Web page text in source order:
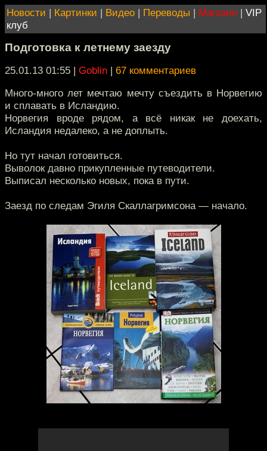
Новости | Картинки | Видео | Переводы | Магазин | VIP
клуб
Подготовка к летнему заезду
25.01.13 01:55 | Goblin | 67 комментариев
Много-много лет мечтаю мечту съездить в Норвегию
и сплавать в Исландию.
Норвегия вроде рядом, а всё никак не доехать,
Исландия недалеко, а не доплыть.
Но тут начал готовиться.
Выволок давно прикупленные путеводители.
Выписал несколько новых, пока в пути.
Заезд по следам Эгиля Скаллагримсона — начало.